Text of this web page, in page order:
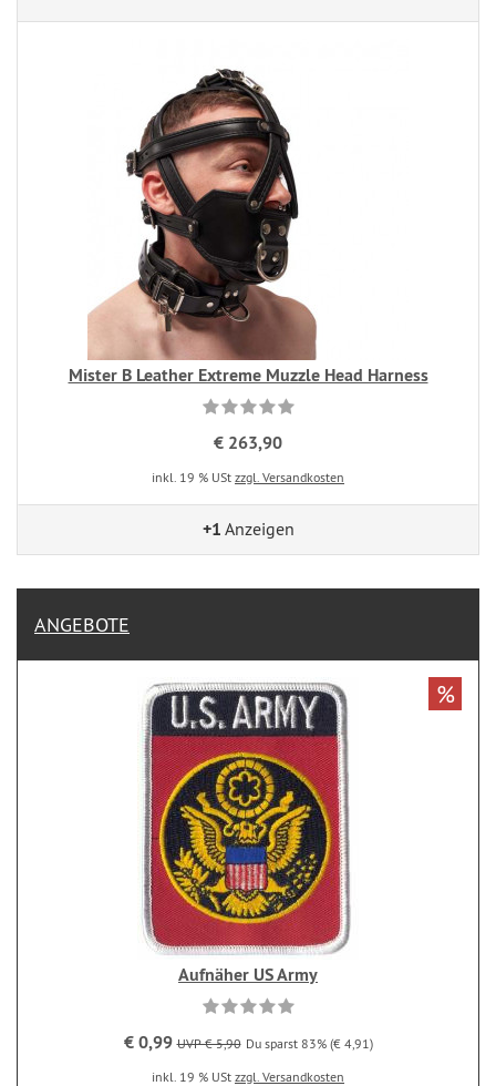
Mister B Leather Extreme Muzzle Head Harness
€ 263,90
inkl. 19 % USt zzgl. Versandkosten
+1 Anzeigen
ANGEBOTE
Aufnäher US Army
€ 0,99 UVP € 5,90 Du sparst 83% (€ 4,91)
inkl. 19 % USt zzgl. Versandkosten
%